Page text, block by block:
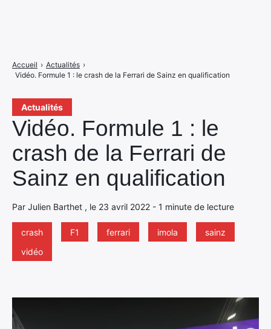
Actualités
Vidéo. Formule 1 : le
crash de la Ferrari de
Sainz en qualification
Par Julien Barthet , le 23 avril 2022 - 1 minute de lecture
crash F1 ferrari imola
sainz
vidéo
Accueil › Actualités ›
Vidéo. Formule 1 : le crash de la Ferrari de Sainz en qualification